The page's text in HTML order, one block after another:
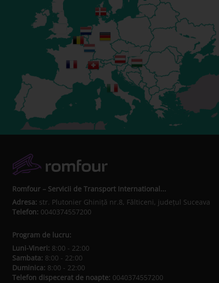
Romfour – Servicii de Transport International...
Adresa: str. Plutonier Ghiniţă nr.8, Fălticeni, judeţul Suceava
Telefon: 0040374557200
Program de lucru:
Luni-Vineri: 8:00 - 22:00
Sambata: 8:00 - 22:00
Duminica: 8:00 - 22:00
Telefon dispecerat de noapte: 0040374557200